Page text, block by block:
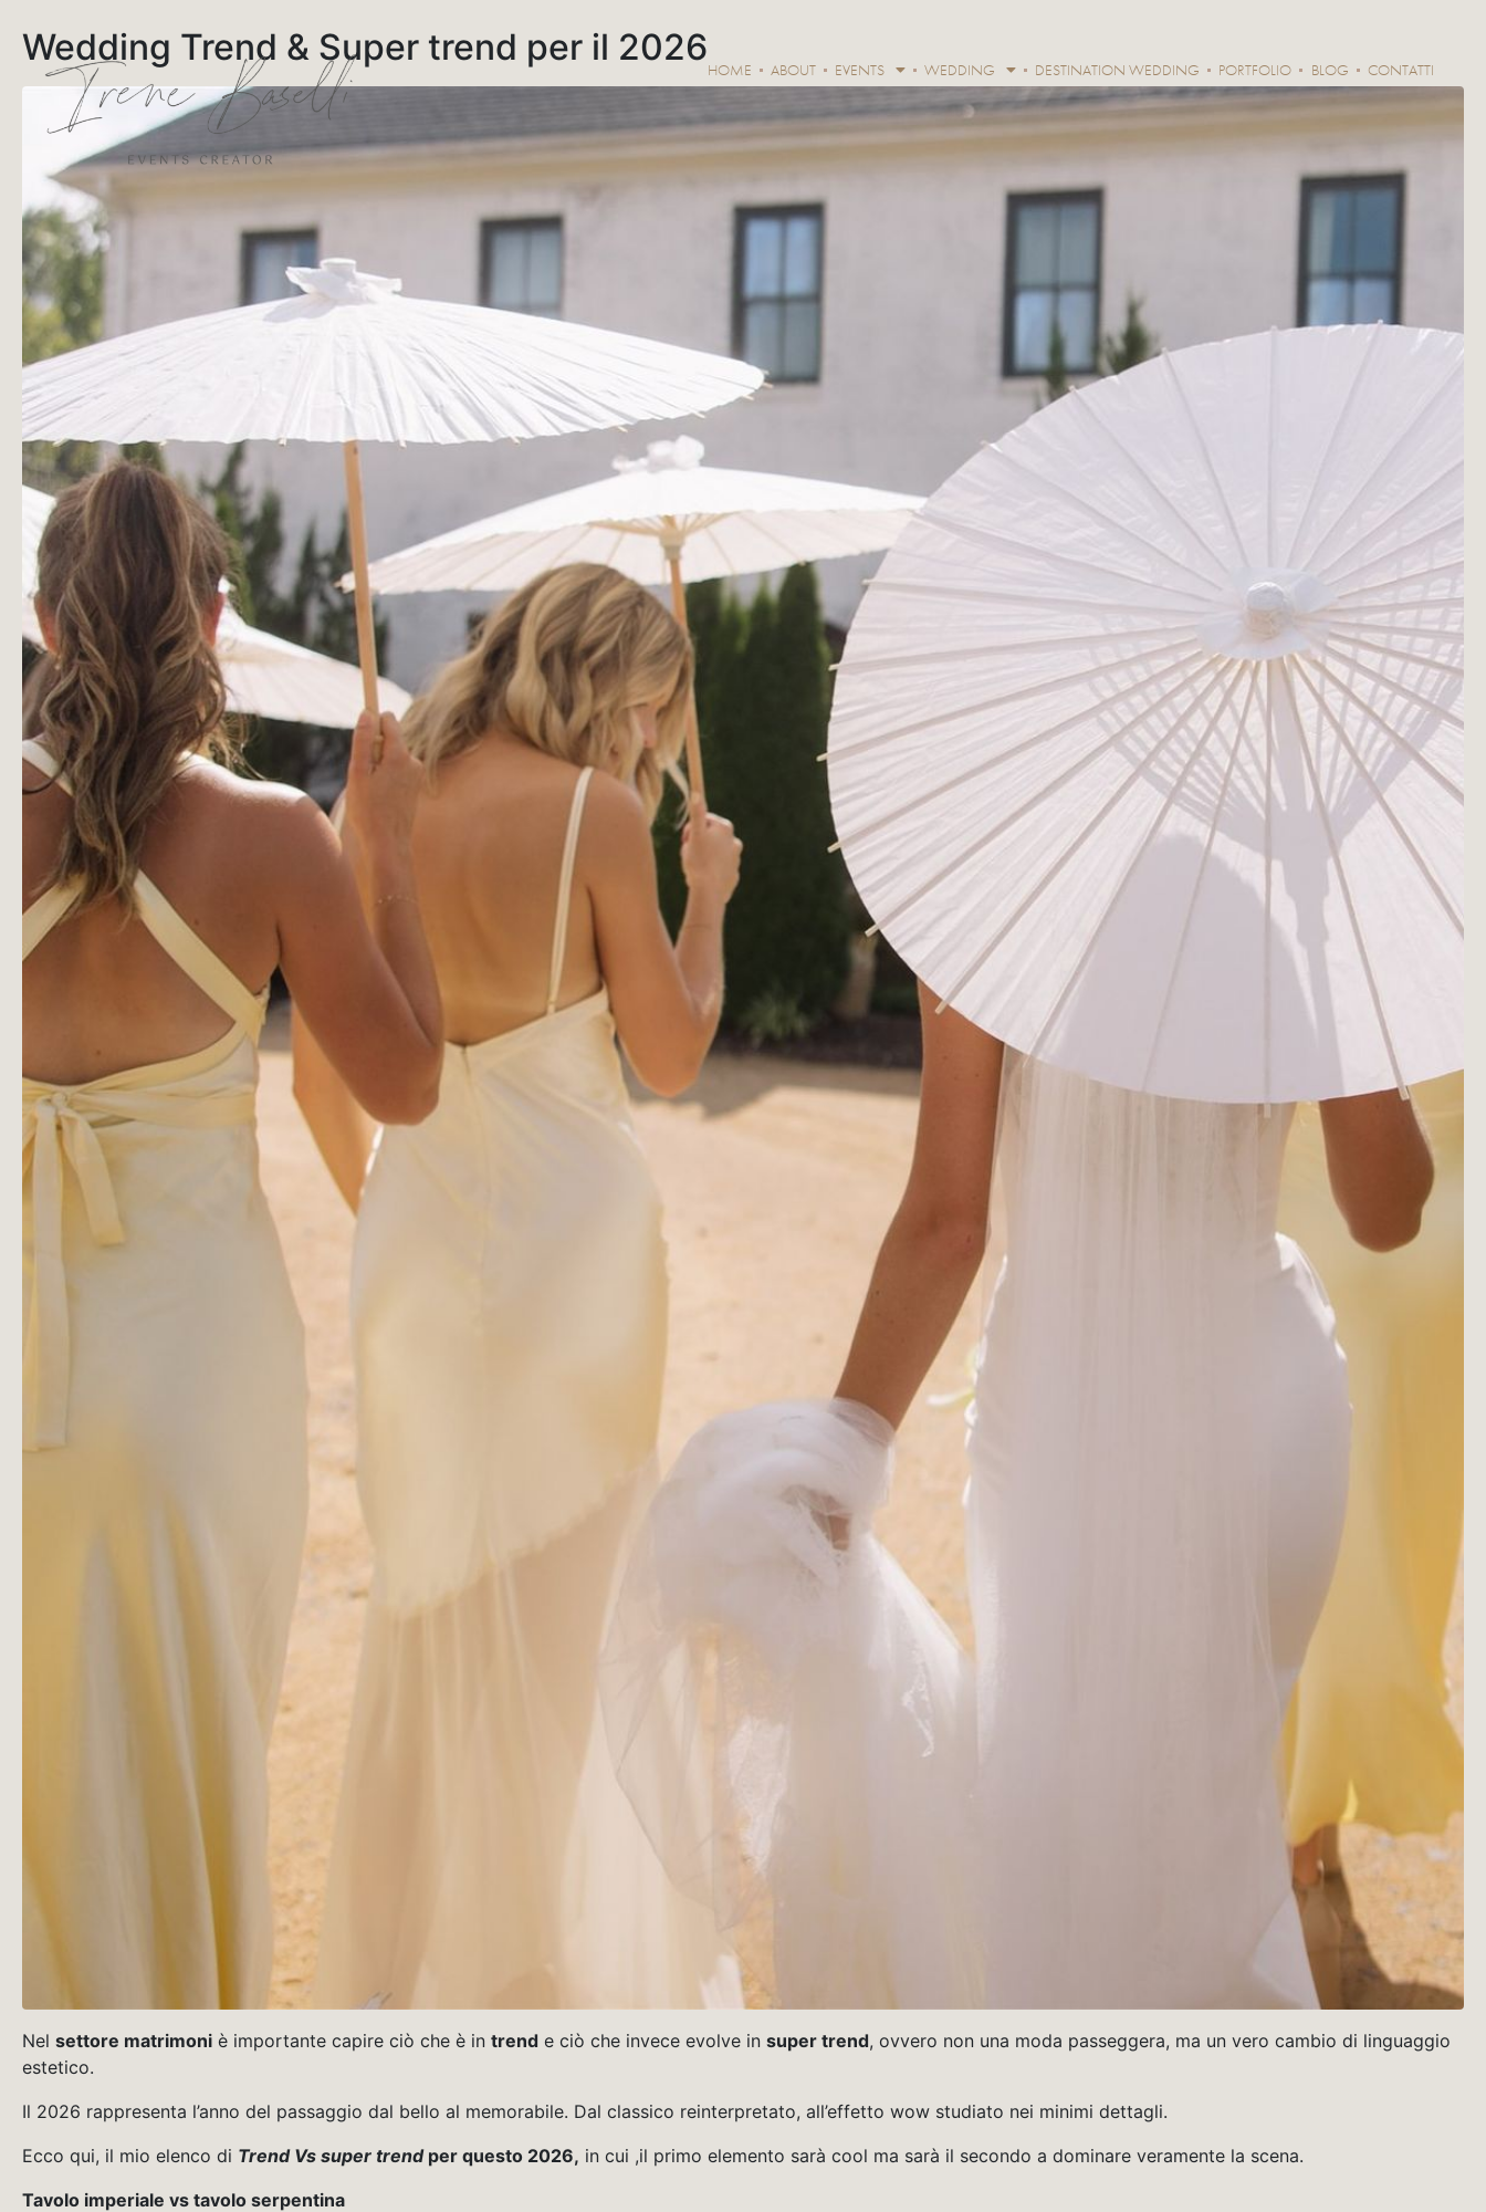
HOME ABOUT EVENTS WEDDING DESTINATION WEDDING PORTFOLIO BLOG CONTATTI
Wedding Trend & Super trend per il 2026
Nel settore matrimoni è importante capire ciò che è in trend e ciò che invece evolve in super trend, ovvero non una moda passeggera, ma un vero cambio di linguaggio
estetico.
Il 2026 rappresenta l’anno del passaggio dal bello al memorabile. Dal classico reinterpretato, all’effetto wow studiato nei minimi dettagli.
Ecco qui, il mio elenco di Trend Vs super trendper questo 2026, in cui ,il primo elemento sarà cool ma sarà il secondo a dominare veramente la scena.
Tavolo imperiale vs tavolo serpentina